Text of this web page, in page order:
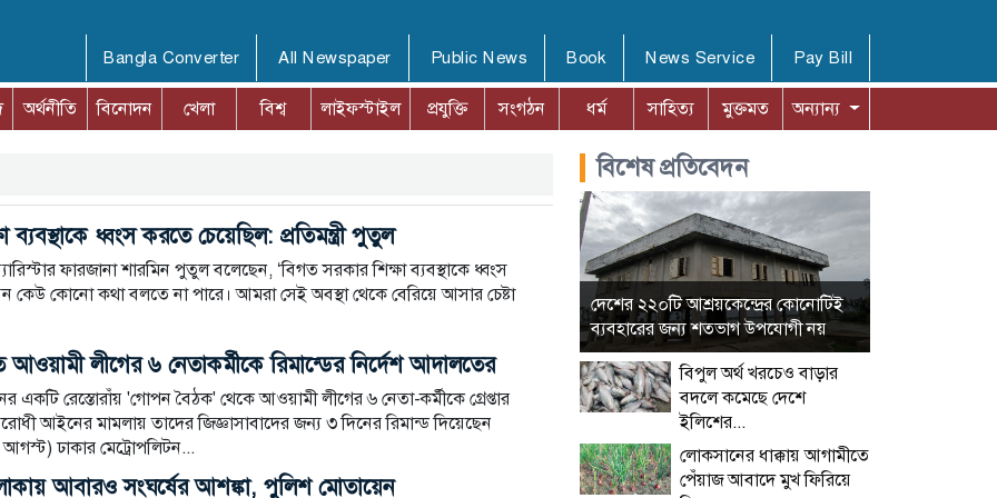
Bangla Converter All Newspaper Public News Book News Service Pay Bill
অর্থনীতি বিনোদন খেলা বিশ্ব লাইফস্টাইল প্রযুক্তি সংগঠন ধর্ম সাহিত্য মুক্তমত অন্যান্য
ধ্বংস করতে চেয়েছিল: প্রতিমন্ত্রী পুতুল
ফারজানা শারমিন পুতুল বলেছেন, ‘বিগত সরকার শিক্ষা ব্যবস্থাকে ধ্বংস
কেউ কোনো কথা বলতে না পারে। আমরা সেই অবস্থা থেকে বেরিয়ে আসার চেষ্টা
আওয়ামী লীগের ৬ নেতাকর্মীকে রিমান্ডের নির্দেশ আদালতের
একটি রেস্তোরাঁয় 'গোপন বৈঠক' থেকে আওয়ামী লীগের ৬ নেতা-কর্মীকে গ্রেপ্তার
আইনের মামলায় তাদের জিজ্ঞাসাবাদের জন্য ৩ দিনের রিমান্ড দিয়েছেন
ঢাকার মেট্রোপলিটন...
আবারও সংঘর্ষের আশঙ্কা, পুলিশ মোতায়েন
বিশেষ প্রতিবেদন
দেশের ২২০টি আশ্রয়কেন্দ্রের কোনোটিই
ব্যবহারের জন্য শতভাগ উপযোগী নয়
বিপুল অর্থ খরচেও বাড়ার
বদলে কমেছে দেশে
ইলিশের...
লোকসানের ধাক্কায় আগামীতে
পেঁয়াজ আবাদে মুখ ফিরিয়ে